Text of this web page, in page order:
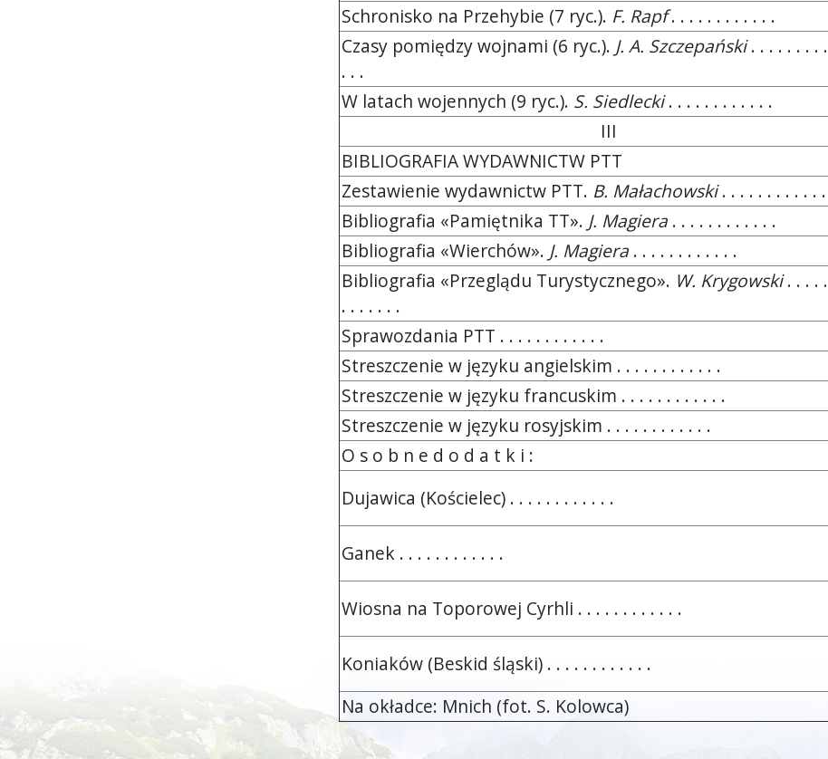
Schronisko na Przehybie (7 ryc.). F. Rapf. . . . . . . . . . . .
Czasy pomiędzy wojnami (6 ryc.). J. A. Szczepański. . . . . . . . .
. . .
W latach wojennych (9 ryc.). S. Siedlecki. . . . . . . . . . . .
III
BIBLIOGRAFIA WYDAWNICTW PTT
Zestawienie wydawnictw PTT. B. Małachowski. . . . . . . . . . . .
Bibliografia «Pamiętnika TT». J. Magiera . . . . . . . . . . . .
Bibliografia «Wierchów». J. Magiera . . . . . . . . . . . .
Bibliografia «Przeglądu Turystycznego». W. Krygowski. . . . .
. . . . . . .
Sprawozdania PTT . . . . . . . . . . . .
Streszczenie w języku angielskim . . . . . . . . . . . .
Streszczenie w języku francuskim . . . . . . . . . . . .
Streszczenie w języku rosyjskim . . . . . . . . . . . .
O s o b n e d o d a t k i :
Dujawica (Kościelec) . . . . . . . . . . . .
Ganek . . . . . . . . . . . .
Wiosna na Toporowej Cyrhli . . . . . . . . . . . .
Koniaków (Beskid śląski) . . . . . . . . . . . .
Na okładce: Mnich (fot. S. Kolowca)